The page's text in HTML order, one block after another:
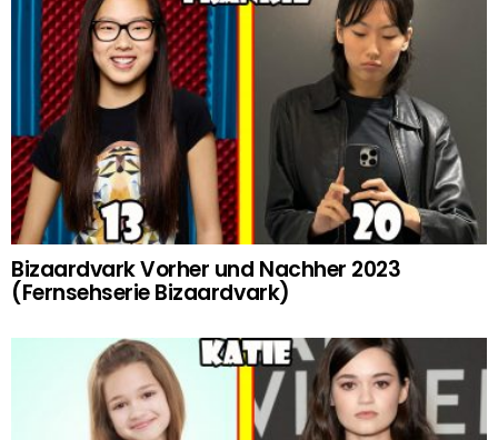
Bizaardvark Vorher und Nachher 2023
(Fernsehserie Bizaardvark)